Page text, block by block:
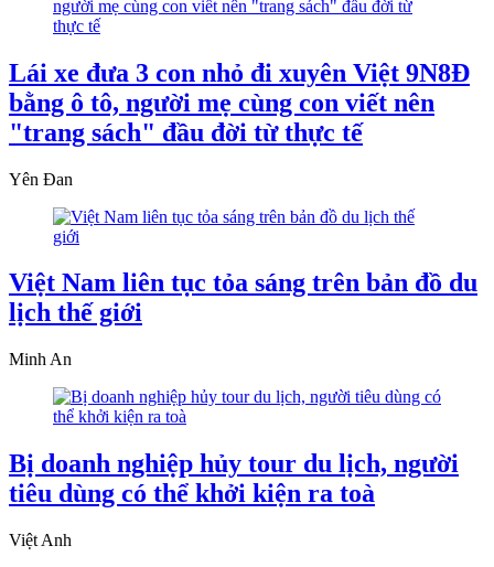
Lái xe đưa 3 con nhỏ đi xuyên Việt 9N8Đ
bằng ô tô, người mẹ cùng con viết nên
"trang sách" đầu đời từ thực tế
Yên Đan
Việt Nam liên tục tỏa sáng trên bản đồ du
lịch thế giới
Minh An
Bị doanh nghiệp hủy tour du lịch, người
tiêu dùng có thể khởi kiện ra toà
Việt Anh